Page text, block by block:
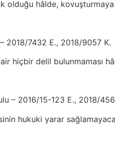
olduğu hâlde,
2018/7432 E., 2018/9057 K.
hiçbir delil bulunmaması
– 2016/15-123 E., 2018/
hukuki yarar